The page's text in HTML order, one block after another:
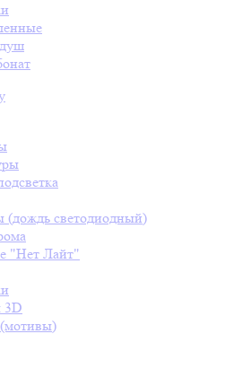
(дождь светодиодный)
"Нет Лайт"
3D